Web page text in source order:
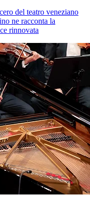
del teatro veneziano
ne racconta la
rinnovata